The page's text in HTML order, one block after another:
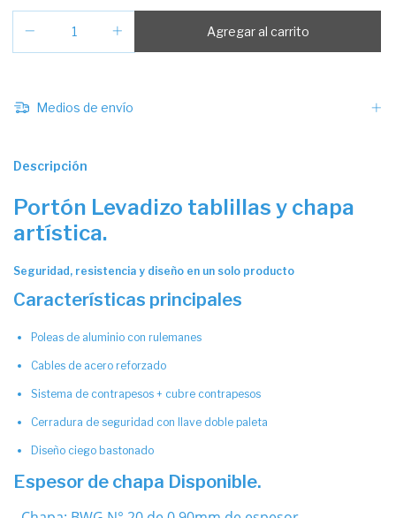
Medios de envío
Descripción
Portón Levadizo tablillas y chapa
artística.
Seguridad, resistencia y diseño en un solo producto
Características principales
Poleas de aluminio con rulemanes
Cables de acero reforzado
Sistema de contrapesos + cubre contrapesos
Cerradura de seguridad con llave doble paleta
Diseño ciego bastonado
Espesor de chapa Disponible.